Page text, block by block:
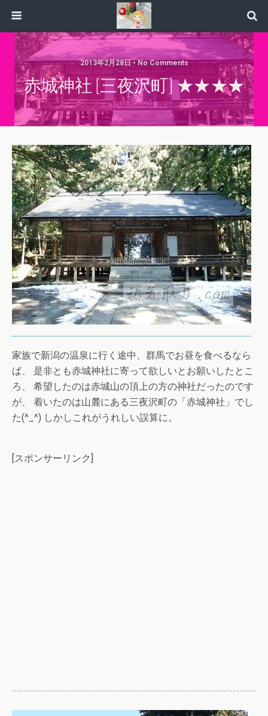
2013年2月28日 • No Comments
赤城神社 [三夜沢町] ★★★★
家族で新潟の温泉に行く途中、群馬でお昼を食べるなら
ば、 是非とも赤城神社に寄って欲しいとお願いしたとこ
ろ、 希望したのは赤城山の頂上の方の神社だったのです
が、 着いたのは山麓にある三夜沢町の「赤城神社」でし
た(^_^) しかしこれがうれしい誤算に。
[スポンサーリンク]